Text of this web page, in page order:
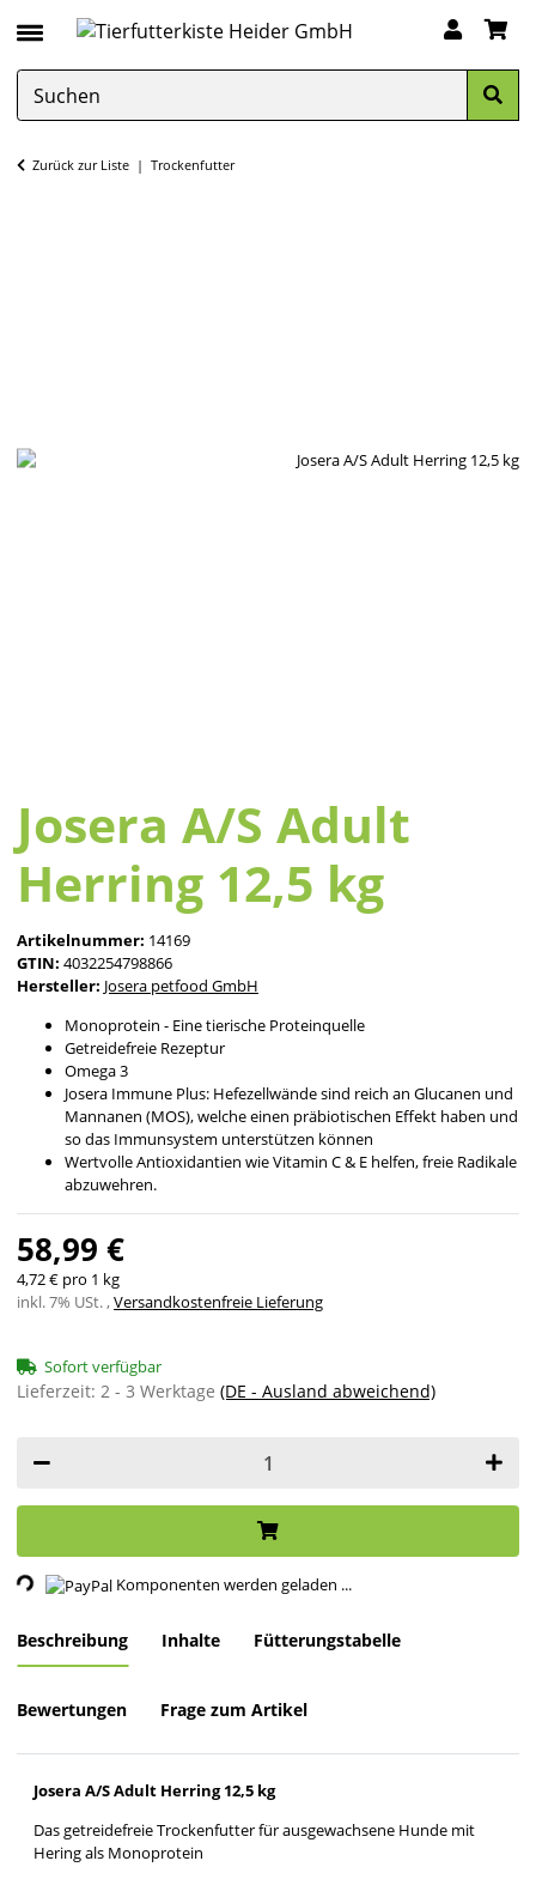
Zurück zur Liste Trockenfutter
Josera A/S Adult
Herring 12,5 kg
Artikelnummer: 14169
GTIN: 4032254798866
Hersteller: Josera petfood GmbH
Monoprotein - Eine tierische Proteinquelle
Getreidefreie Rezeptur
Omega 3
Josera Immune Plus: Hefezellwände sind reich an Glucanen und
Mannanen (MOS), welche einen präbiotischen Effekt haben und
so das Immunsystem unterstützen können
Wertvolle Antioxidantien wie Vitamin C & E helfen, freie Radikale
abzuwehren.
58,99 €
4,72 € pro 1 kg
inkl. 7% USt. ,Versandkostenfreie Lieferung
Sofort verfügbar
Lieferzeit: 2 - 3 Werktage (DE - Ausland abweichend)
Komponenten werden geladen ...
Beschreibung Inhalte Fütterungstabelle
Bewertungen Frage zum Artikel
Josera A/S Adult Herring 12,5 kg
Das getreidefreie Trockenfutter für ausgewachsene Hunde mit
Hering als Monoprotein